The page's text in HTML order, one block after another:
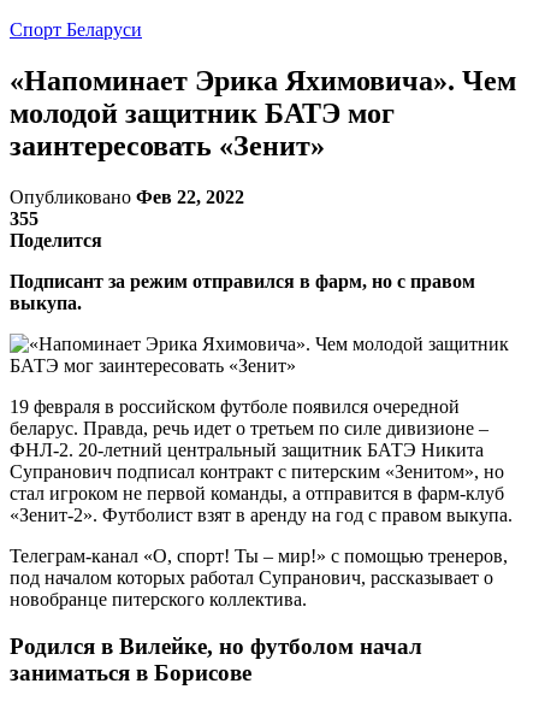
Спорт Беларуси
«Напоминает Эрика Яхимовича». Чем
молодой защитник БАТЭ мог
заинтересовать «Зенит»
Опубликовано Фев 22, 2022
355
Поделится
Подписант за режим отправился в фарм, но с правом
выкупа.
19 февраля в российском футболе появился очередной
беларус. Правда, речь идет о третьем по силе дивизионе –
ФНЛ-2. 20-летний центральный защитник БАТЭ Никита
Супранович подписал контракт с питерским «Зенитом», но
стал игроком не первой команды, а отправится в фарм-клуб
«Зенит-2». Футболист взят в аренду на год с правом выкупа.
Телеграм-канал «О, спорт! Ты – мир!» с помощью тренеров,
под началом которых работал Супранович, рассказывает о
новобранце питерского коллектива.
Родился в Вилейке, но футболом начал
заниматься в Борисове